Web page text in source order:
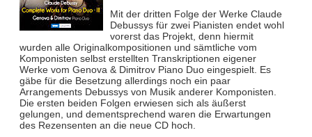
Mit der dritten Folge der Werke Claude
Debussys für zwei Pianisten endet wohl
vorerst das Projekt, denn hiermit
wurden alle Originalkompositionen und sämtliche vom
Komponisten selbst erstellten Transkriptionen eigener
Werke vom Genova & Dimitrov Piano Duo eingespielt. Es
gäbe für die Besetzung allerdings noch ein paar
Arrangements Debussys von Musik anderer Komponisten.
Die ersten beiden Folgen erwiesen sich als äußerst
gelungen, und dementsprechend waren die Erwartungen
des Rezensenten an die neue CD hoch.